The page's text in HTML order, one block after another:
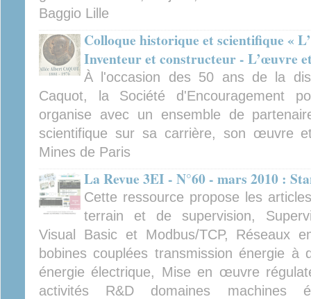
Baggio Lille
Colloque historique et scientifique «
Inventeur et constructeur - L’œuvre
À l'occasion des 50 ans de la
Caquot, la Société d'Encouragement
organise avec un ensemble de
scientifique sur sa carrière, son œuvre
Mines de Paris
La Revue 3EI - N°60 - mars 2010 :
Cette ressource propose les
terrain et de supervision,
Visual Basic et Modbus/TCP, Réseaux
bobines couplées transmission énergie à
énergie électrique, Mise en œuvre
activités R&D domaines machines